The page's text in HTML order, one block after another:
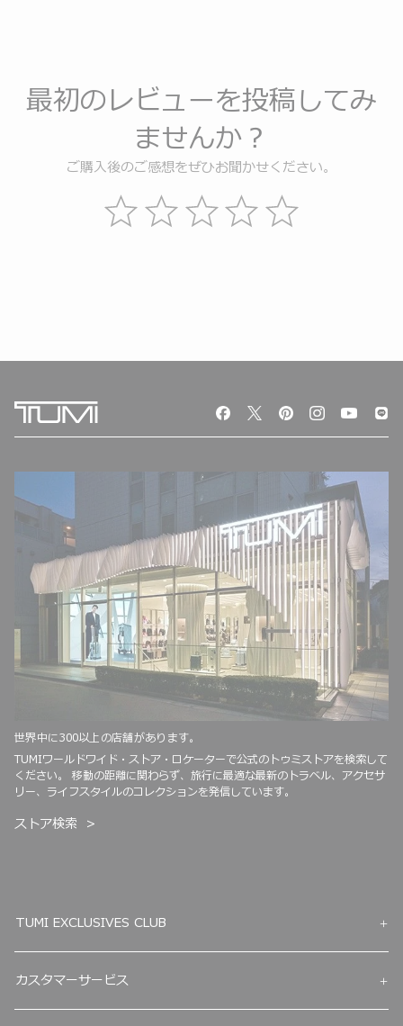
最初のレビューを投稿してみ
ませんか？
ご購入後のご感想をぜひお聞かせください。
世界中に300以上の店舗があります。
TUMIワールドワイド・ストア・ロケーターで公式のトゥミストアを検索して
ください。 移動の距離に関わらず、旅行に最適な最新のトラベル、アクセサ
リー、ライフスタイルのコレクションを発信しています。
ストア検索
TUMI EXCLUSIVES CLUB
カスタマーサービス